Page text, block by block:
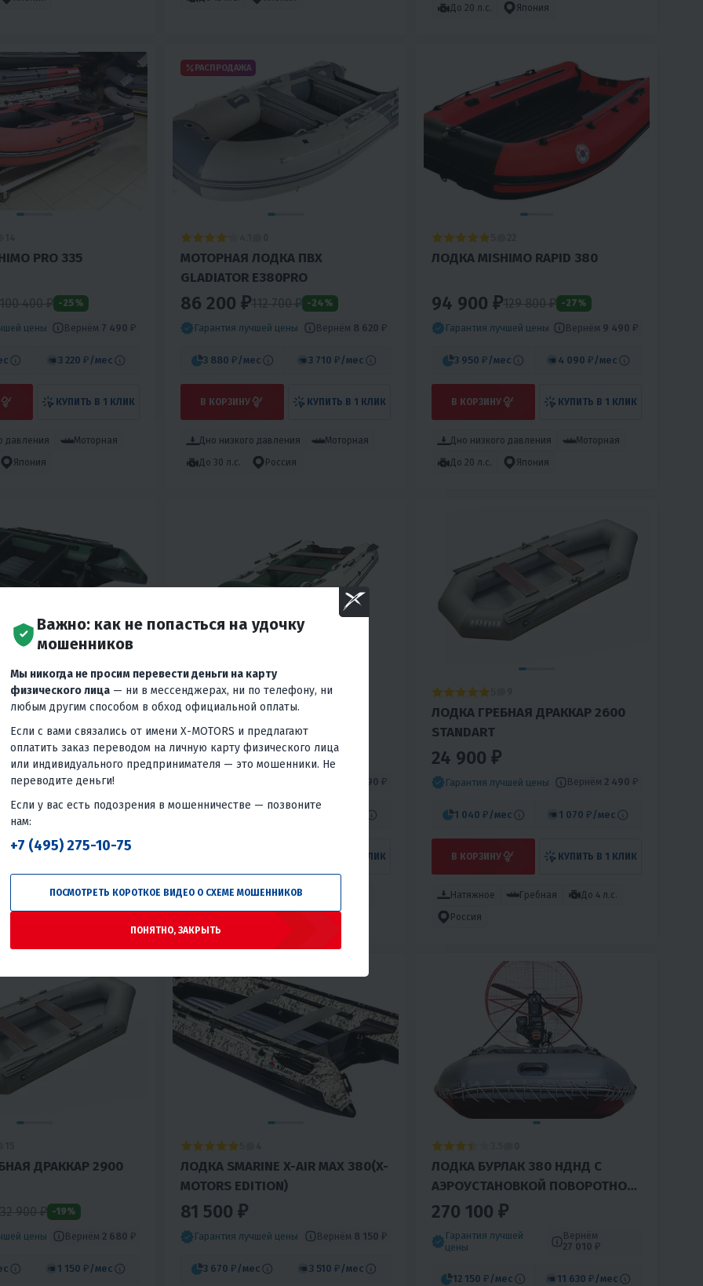
До 20 л.с.
Япония
PRO 335
100 400₽ -25%
цены Вернём 7 490 ₽
3 220 ₽ /мес
КУПИТЬ В 1 КЛИК
давления
Моторная
Япония
РАСПРОДАЖА
МОТОРНАЯ ЛОДКА ПВХ
GLADIATOR E380PRO
86 200 ₽112 700₽ -24%
Гарантия лучшей цены Вернём 8 620 ₽
3 880 ₽ /мес 3 710 ₽ /мес
В КОРЗИНУ КУПИТЬ В 1 КЛИК
Дно низкого давления
Моторная
До 30 л.с.
Россия
ЛОДКА MISHIMO RAPID 380
94 900 ₽129 800₽ -27%
Гарантия лучшей цены Вернём 9 490 ₽
3 950 ₽ /мес 4 090 ₽ /мес
В КОРЗИНУ КУПИТЬ В 1 КЛИК
Дно низкого давления
Моторная
До 20 л.с.
Япония
X-AIR MAX 340(X-
цены Вернём7 180 ₽
/мес
КУПИТЬ В 1 КЛИК
давления
Моторная
5 16
ЛОДКА MISHIMO LITE 315
64 900 ₽
6 490 ₽
КУПИТЬ В 1 КЛИК
Дно низкого давления
ЛОДКА ГРЕБНАЯ ДРАККАР 2600
STANDART
24 900 ₽
Гарантия лучшей цены Вернём 2 490 ₽
1 040 ₽ /мес 1 070 ₽ /мес
В КОРЗИНУ КУПИТЬ В 1 КЛИК
Натяжное Гребная
До 4 л.с.
Россия
ДРАККАР 2900
32 900₽ -19%
цены Вернём 2 680 ₽
1 150 ₽ /мес
ЛОДКА SMARINE X-AIR MAX 380(X-
MOTORS EDITION)
81 500 ₽
Гарантия лучшей цены Вернём 8 150 ₽
3 670 ₽ /мес 3 510 ₽ /мес
ЛОДКА БУРЛАК 380 НДНД С
АЭРОУСТАНОВКОЙ ПОВОРОТНОЙ
15 Л.С.
270 100 ₽
Гарантия лучшей
цены
Вернём
27 010 ₽
12 150 ₽ /мес 11 630 ₽ /мес
Важно: как не попасться на удочку
мошенников
Мы никогда не просим перевести деньги на карту
физического лица — ни в мессенджерах, ни по телефону, ни
любым другим способом в обход официальной оплаты.
Если с вами связались от имени X-MOTORS и предлагают
оплатить заказ переводом на личную карту физического лица
или индивидуального предпринимателя — это мошенники. Не
переводите деньги!
Если у вас есть подозрения в мошенничестве — позвоните
нам:
+7 (495) 275-10-75
ПОСМОТРЕТЬ КОРОТКОЕ ВИДЕО О СХЕМЕ МОШЕННИКОВ
ПОНЯТНО, ЗАКРЫТЬ